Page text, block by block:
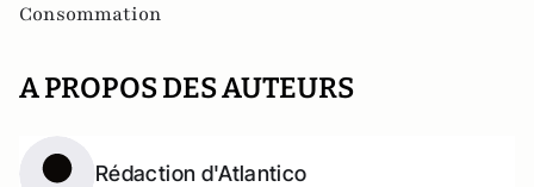
Consommation
A PROPOS DES AUTEURS
Rédaction d'Atlantico